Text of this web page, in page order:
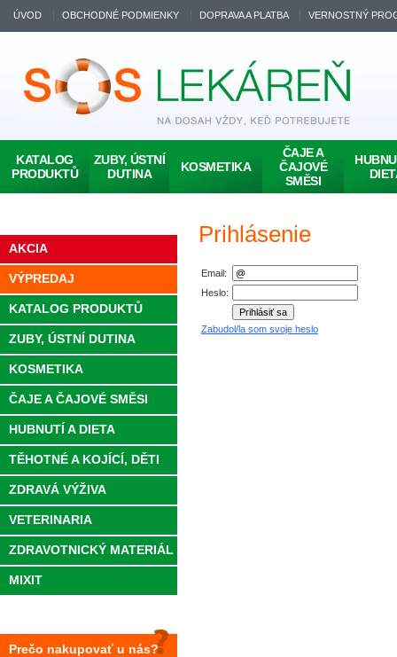
Prihlásenie
Email:
Heslo:
Zabudol/la som svoje heslo
AKCIA
VÝPREDAJ
KATALOG PRODUKTŮ
ZUBY, ÚSTNÍ DUTINA
KOSMETIKA
ČAJE A ČAJOVÉ SMĚSI
HUBNUTÍ A DIETA
TĚHOTNÉ A KOJÍCÍ, DĚTI
ZDRAVÁ VÝŽIVA
VETERINARIA
ZDRAVOTNICKÝ MATERIÁL
MIXIT
Prečo nakupovať u nás?
ÚVOD OBCHODNÉ PODMIENKY DOPRAVA A PLATBA VERNOSTNÝ
KATALOG
PRODUKTŮ
ZUBY, ÚSTNÍ
DUTINA
KOSMETIKA
ČAJE A
ČAJOVÉ
SMĚSI